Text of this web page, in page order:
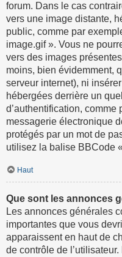
forum. Dans le cas
vers une image distante,
public, comme par
image.gif ». Vous ne
vers des images
moins, bien évidemment,
serveur internet), ni
hébergées derrière un
d’authentification,
messagerie électronique
protégés par un mot de
utilisez la balise BBCode
Haut
Que sont les annonces
Les annonces générales
importantes que vous
apparaissent en haut de
de contrôle de